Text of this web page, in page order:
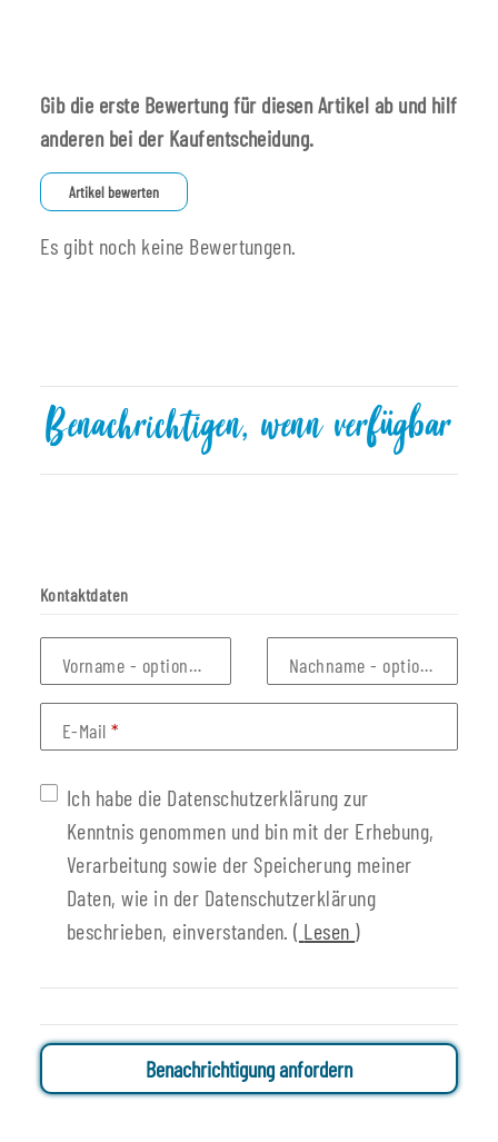
Gib die erste Bewertung für diesen Artikel ab und hilf
anderen bei der Kaufentscheidung.
Artikel bewerten
Es gibt noch keine Bewertungen.
Benachrichtigen, wenn verfügbar
Kontaktdaten
Vorname - optionale Angabe Nachname - optionale
E-Mail
Ich habe die Datenschutzerklärung zur
Kenntnis genommen und bin mit der Erhebung,
Verarbeitung sowie der Speicherung meiner
Daten, wie in der Datenschutzerklärung
beschrieben, einverstanden.( Lesen )
Benachrichtigung anfordern